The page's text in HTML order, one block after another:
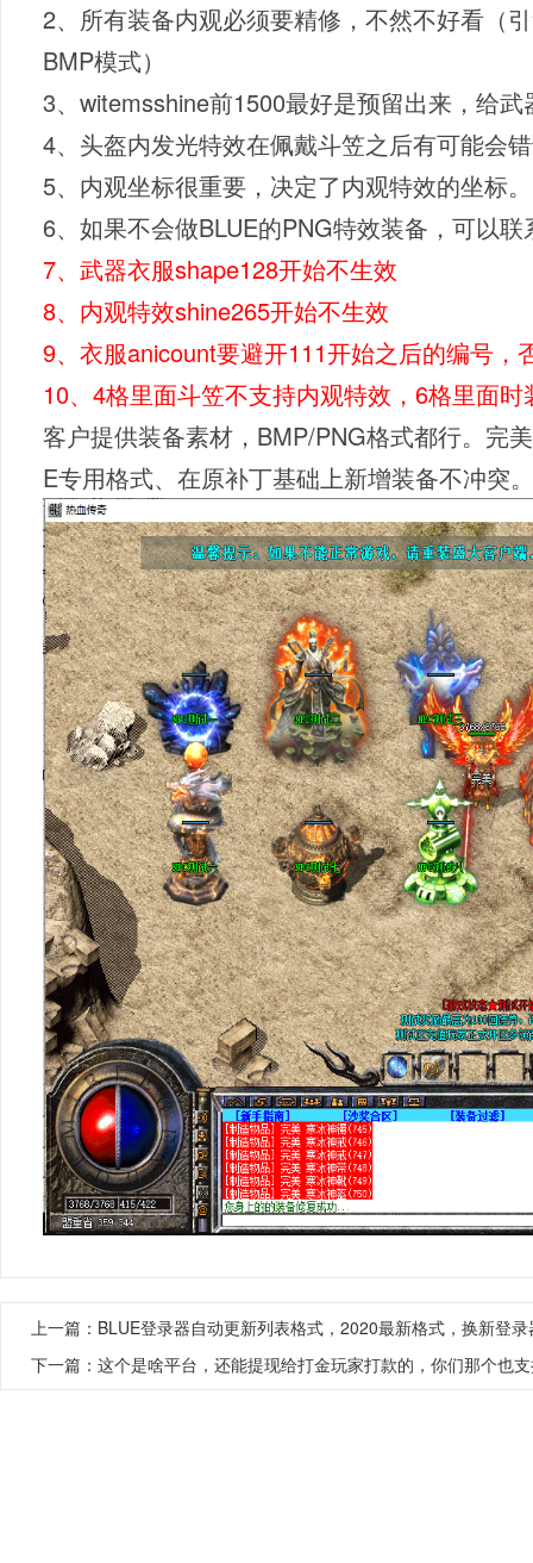
2、所有装备内观必须要精修，不然不好看（
BMP模式）
3、witemsshine前1500最好是预留出来，给
4、头盔内发光特效在佩戴斗笠之后有可能会
5、内观坐标很重要，决定了内观特效的坐标。
6、如果不会做BLUE的PNG特效装备，可以联
7、武器衣服shape128开始不生效
8、内观特效shine265开始不生效
9、衣服anicount要避开111开始之后的编号，
10、4格里面斗笠不支持内观特效，6格里面
客户提供装备素材，BMP/PNG格式都行。完
E专用格式、在原补丁基础上新增装备不冲突
上一篇： BLUE登录器自动更新列表格式，2020最新格式，换新登
下一篇： 这个是啥平台，还能提现给打金玩家打款的，你们那个也